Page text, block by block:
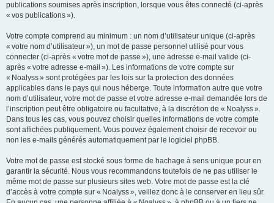
publications soumises après inscription, lorsque vous êtes connecté (ci-après
« vos publications »).
Votre compte comprend au minimum : un nom d’utilisateur unique (ci-après
« votre nom d’utilisateur »), un mot de passe personnel utilisé pour vous
connecter (ci-après « votre mot de passe »), une adresse e-mail valide (ci-
après « votre adresse e-mail »). Les informations de votre compte sur
« Noalyss » sont protégées par les lois sur la protection des données
applicables dans le pays qui nous héberge. Toute information autre que votre
nom d’utilisateur, votre mot de passe et votre adresse e-mail demandée lors de
l’inscription peut être obligatoire ou facultative, à la discrétion de « Noalyss ».
Dans tous les cas, vous pouvez choisir quelles informations de votre compte
sont affichées publiquement. Vous pouvez également choisir de recevoir ou
non les e-mails générés automatiquement par le logiciel phpBB.
Votre mot de passe est stocké sous forme de hachage à sens unique pour en
garantir la sécurité. Nous vous recommandons toutefois de ne pas utiliser le
même mot de passe sur plusieurs sites web. Votre mot de passe est la clé
d’accès à votre compte sur « Noalyss », veillez donc à le conserver en lieu sûr.